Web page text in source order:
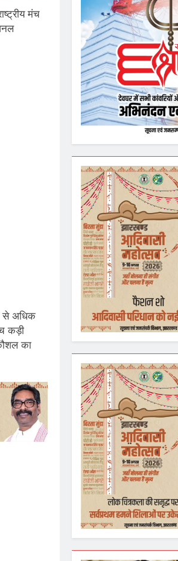
मंच
से अधिक
कड़ी
का